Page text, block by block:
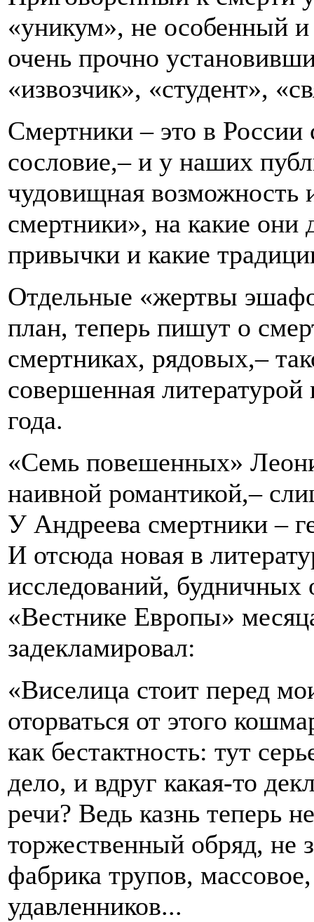
«уникум», не особенный
очень прочно
«извозчик», «студент»,
Смертники – это в России
сословие,– и у наших
чудовищная возможность
смертники», на какие они
привычки и какие
Отдельные «жертвы
план, теперь пишут о
смертниках, рядовых,–
совершенная
года.
«Семь повешенных»
наивной романтикой,–
У Андреева смертники –
И отсюда новая в
исследований, будничных
«Вестнике Европы»
задекламировал:
«Виселица стоит перед
оторваться от этого
как бестактность: тут
дело, и вдруг какая-то
речи? Ведь казнь теперь
торжественный обряд, не
фабрика трупов,
удавленников...